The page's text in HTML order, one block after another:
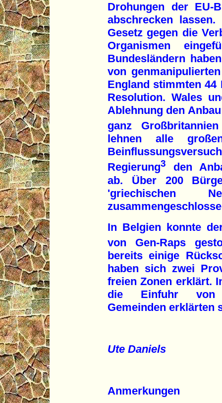
Drohungen der EU-
abschrecken
Gesetz gegen die
Organismen
Bundesländern
von
England stimmten 44
Resolution. Wales
Ablehnung den
ganz
lehnen alle
Regierung3
den
ab. Über 200
'griechischen
In Belgien konnte
von Gen-Raps
bereits einige
haben sich zwei
freien Zonen erklärt.
die Einfuhr von
Gemeinden erklärten
Ute Daniels
Anmerkungen